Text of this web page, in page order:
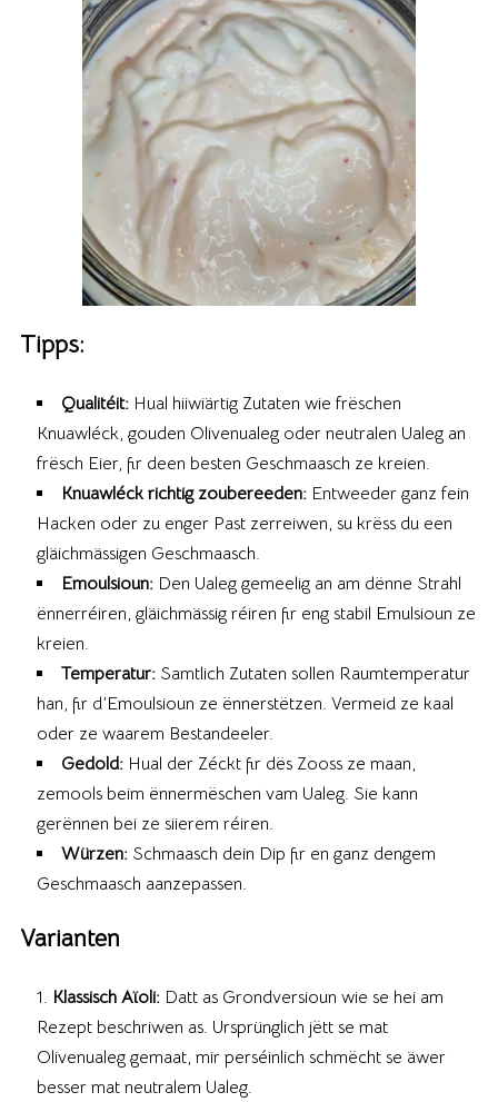
Tipps:
Qualitéit:Hual hiiwiärtig Zutaten wie frëschen
Knuawléck, gouden Olivenualeg oder neutralen Ualeg an
frësch Eier, fir deen besten Geschmaasch ze kreien.
Knuawléck richtig zoubereeden:Entweeder ganz fein
Hacken oder zu enger Past zerreiwen, su krëss du een
gläichmässigen Geschmaasch.
Emoulsioun:Den Ualeg gemeelig an am dënne Strahl
ënnerréiren, gläichmässig réiren fir eng stabil Emulsioun ze
kreien.
Temperatur:Samtlich Zutaten sollen Raumtemperatur
han, fir d’Emoulsioun ze ënnerstëtzen. Vermeid ze kaal
oder ze waarem Bestandeeler.
Gedold:Hual der Zéckt fir dës Zooss ze maan,
zemools beim ënnermëschen vam Ualeg. Sie kann
gerënnen bei ze siierem réiren.
Würzen:Schmaasch dein Dip fir en ganz dengem
Geschmaasch aanzepassen.
Varianten
Klassisch Aïoli:Datt as Grondversioun wie se hei am
Rezept beschriwen as. Ursprünglich jëtt se mat
Olivenualeg gemaat, mir perséinlich schmëcht se äwer
besser mat neutralem Ualeg.